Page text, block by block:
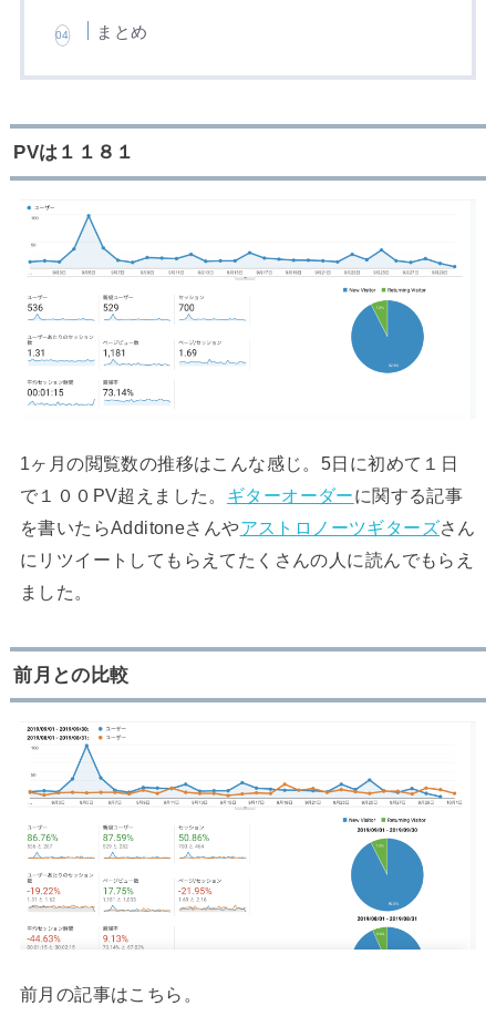
まとめ
PVは１１８１
1ヶ月の閲覧数の推移はこんな感じ。5日に初めて１日
で１００PV超えました。 ギターオーダーに関する記事
を書いたらAdditoneさんやアストロノーツギターズさん
にリツイートしてもらえてたくさんの人に読んでもらえ
ました。
前月との比較
前月の記事はこちら。